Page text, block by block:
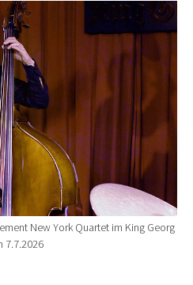
New York Quartet im King Georg
7.7.2026